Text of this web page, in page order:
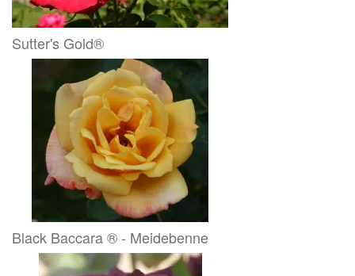
Sutter's Gold®
Black Baccara ® - Meidebenne